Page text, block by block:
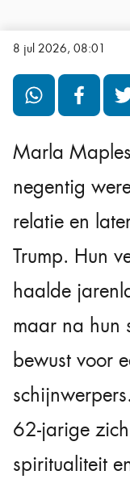
8 jul 2026, 08:01
Marla
negentig
relatie en
Trump. Hun
haalde
maar na hun
bewust voor
62-jarige
spiritualiteit